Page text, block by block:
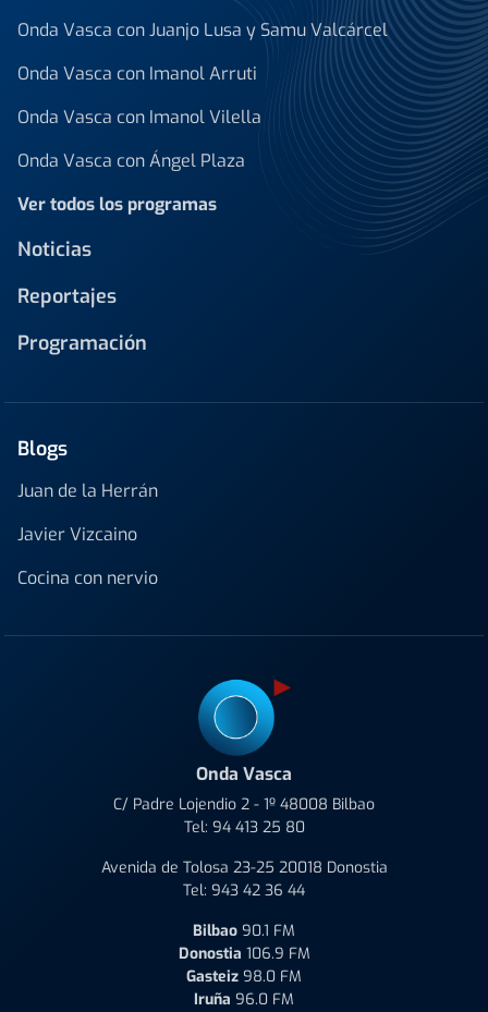
Onda Vasca con Juanjo Lusa y Samu Valcárcel
Onda Vasca con Imanol Arruti
Onda Vasca con Imanol Vilella
Onda Vasca con Ángel Plaza
Ver todos los programas
Noticias
Reportajes
Programación
Blogs
Juan de la Herrán
Javier Vizcaino
Cocina con nervio
Onda Vasca
C/ Padre Lojendio 2 - 1º 48008 Bilbao
Tel: 94 413 25 80
Avenida de Tolosa 23-25 20018 Donostia
Tel: 943 42 36 44
Bilbao 90.1 FM
Donostia 106.9 FM
Gasteiz 98.0 FM
Iruña 96.0 FM